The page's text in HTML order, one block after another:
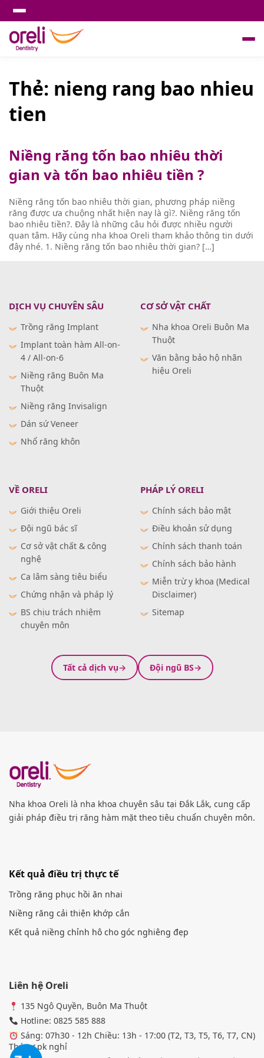
Thẻ: nieng rang bao nhieu
tien
Niềng răng tốn bao nhiêu thời
gian và tốn bao nhiêu tiền ?
Niềng răng tốn bao nhiêu thời gian, phương pháp niềng
răng được ưa chuộng nhất hiện nay là gì?. Niềng răng tốn
bao nhiêu tiền?. Đây là những câu hỏi được nhiều người
quan tâm. Hãy cùng nha khoa Oreli tham khảo thông tin dưới
đây nhé. 1. Niềng răng tốn bao nhiêu thời gian? […]
DỊCH VỤ CHUYÊN SÂU
Trồng răng Implant
Implant toàn hàm All-on-
4 / All-on-6
Niềng răng Buôn Ma
Thuột
Niềng răng Invisalign
Dán sứ Veneer
Nhổ răng khôn
CƠ SỞ VẬT CHẤT
Nha khoa Oreli Buôn Ma
Thuột
Văn bằng bảo hộ nhãn
hiệu Oreli
VỀ ORELI
Giới thiệu Oreli
Đội ngũ bác sĩ
Cơ sở vật chất & công
nghệ
Ca lâm sàng tiêu biểu
Chứng nhận và pháp lý
BS chịu trách nhiệm
chuyên môn
PHÁP LÝ ORELI
Chính sách bảo mật
Điều khoản sử dụng
Chính sách thanh toán
Chính sách bảo hành
Miễn trừ y khoa (Medical
Disclaimer)
Sitemap
Tất cả dịch vụ Đội ngũ BS
Nha khoa Oreli là nha khoa chuyên sâu tại Đắk Lắk, cung cấp
giải pháp điều trị răng hàm mặt theo tiêu chuẩn chuyên môn.
Kết quả điều trị thực tế
Trồng răng phục hồi ăn nhai
Niềng răng cải thiện khớp cắn
Kết quả niềng chỉnh hô cho góc nghiêng đẹp
Liên hệ Oreli
135 Ngô Quyền, Buôn Ma Thuột
Hotline: 0825 585 888
Sáng: 07h30 - 12h Chiều: 13h - 17:00 (T2, T3, T5, T6, T7, CN)
Thứ tư pk nghỉ